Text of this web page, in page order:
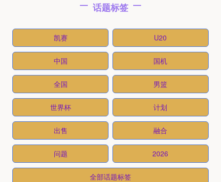
话题标签
凯赛 U20
中国 国机
全国 男篮
世界杯 计划
出售 融合
问题 2026
全部话题标签